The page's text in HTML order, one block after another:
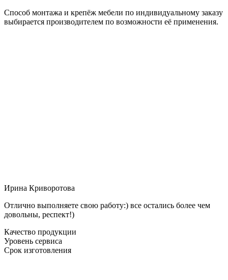
Способ монтажа и крепёж мебели по индивидуальному заказу
выбирается производителем по возможности её применения.
Ирина Криворотова
Отлично выполняете свою работу:) все остались более чем
довольны, респект!)
Качество продукции
Уровень сервиса
Срок изготовления